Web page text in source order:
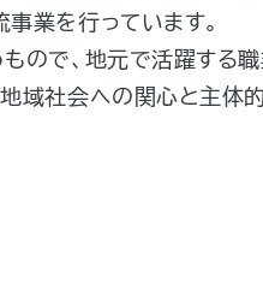
業を行っています。
ので、地元で活躍する
域社会への関心と主体